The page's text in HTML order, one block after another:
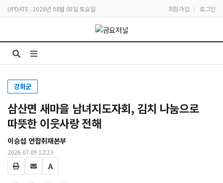
UPDATE : 2026년 08월 08일 토요일 회원가입 | 로그인
강화군
삼산면 새마을 남녀지도자회, 김치 나눔으로
따뜻한 이웃사랑 전해
이승섭 연합취재본부
2026.07.09 12:23